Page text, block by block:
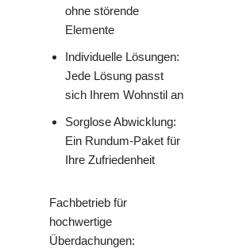
ohne störende
Elemente
Individuelle Lösungen:
Jede Lösung passt
sich Ihrem Wohnstil an
Sorglose Abwicklung:
Ein Rundum-Paket für
Ihre Zufriedenheit
Fachbetrieb für
hochwertige
Überdachungen: